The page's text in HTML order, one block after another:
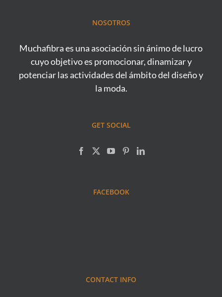
NOSOTROS
Muchafibra es una asociación sin ánimo de lucro
cuyo objetivo es promocionar, dinamizar y
potenciar las actividades del ámbito del diseño y
la moda.
GET SOCIAL
FACEBOOK
CONTACT INFO